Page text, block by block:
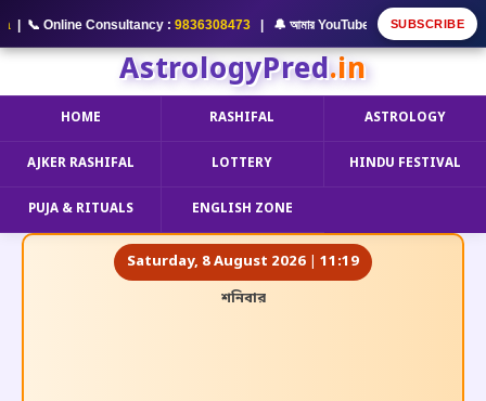
Online Consultancy :9836308473| 🔔 আমার YouTube Channel Subscribe
SUBSCRIBE
AstrologyPred.in
HOME RASHIFAL ASTROLOGY
AJKER RASHIFAL LOTTERY HINDU FESTIVAL
PUJA & RITUALS ENGLISH ZONE
Saturday, 8 August 2026 | 11:19
শনিবার